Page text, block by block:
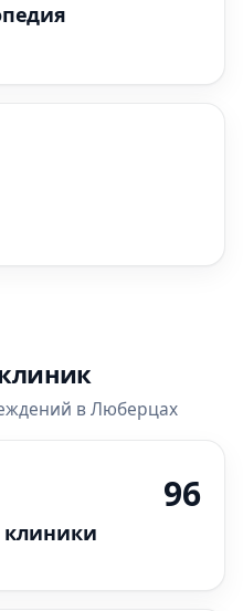
в Люберцах
96
клиники